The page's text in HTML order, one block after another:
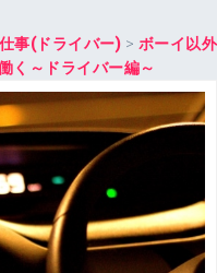
事(ドライバー) > ボーイ以外
く～ドライバー編～